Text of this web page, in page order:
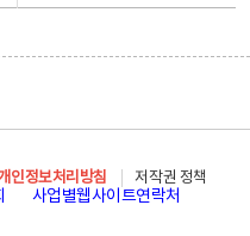
인정보처리방침
저작권 정책
사업별웹사이트연락처